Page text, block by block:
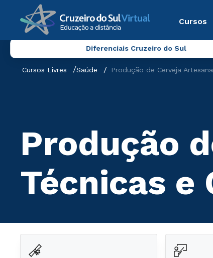
Cursos
Diferenciais Cruzeiro do Sul
Cursos Livres Saúde Produção de Cerveja
Produção
Técnicas e